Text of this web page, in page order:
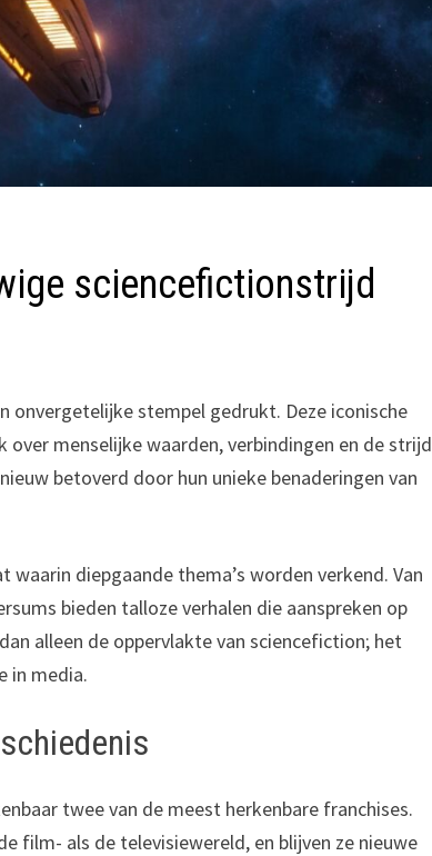
sciencefictionstrijd
onvergetelijke stempel gedrukt. Deze iconische
menselijke waarden, verbindingen en de strijd
betoverd door hun unieke benaderingen van
diepgaande thema’s worden verkend. Van
bieden talloze verhalen die aanspreken op
alleen de oppervlakte van sciencefiction; het
in media.
twee van de meest herkenbare franchises.
film- als de televisiewereld, en blijven ze nieuwe